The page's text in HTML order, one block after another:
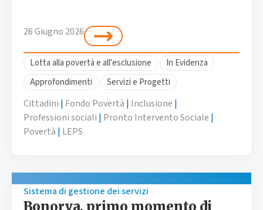
26 Giugno 2026
Lotta alla povertà e all'esclusione
In Evidenza
Approfondimenti
Servizi e Progetti
Cittadini | Fondo Povertà | Inclusione |
Professioni sociali | Pronto Intervento Sociale |
Povertà | LEPS
Sistema di gestione dei servizi
Bonorva, primo momento di